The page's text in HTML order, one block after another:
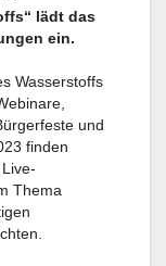
lädt das
ein.
Wasserstoffs
und
finden
Thema